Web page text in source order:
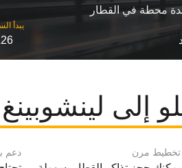
محطة في القطار
إلى لينشوبينغ
تخطيط مرن دعم